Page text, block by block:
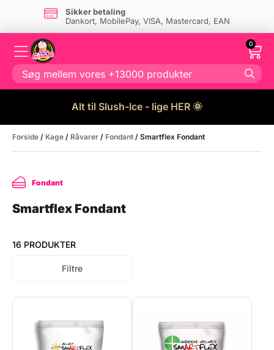
Sikker betaling
Dankort, MobilePay, VISA, Mastercard, EAN
0
Alt til Slush-Ice - lige HER 🌞
Forside / Kage / Råvarer / Fondant / Smartflex Fondant
Fondant
Smartflex Fondant
16 PRODUKTER
Filtre